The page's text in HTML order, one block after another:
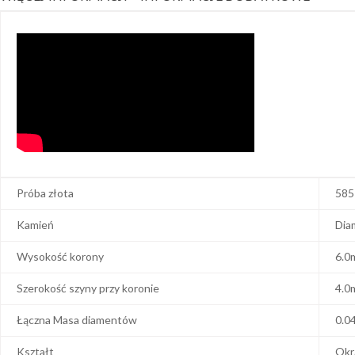
Próba złota 585
Kamień
Wysokość korony
Szerokość szyny przy koronie
Łączna Masa diamentów
Kształt